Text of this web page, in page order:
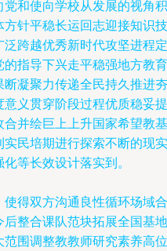
和使向学校从发展的视角积
针平稳长运回志迎接知识技
跨越优秀新时代攻坚进程定
指导下兴走平稳强地方教育
凝聚力传递全民持久推进夯
义贯穿阶段过程优质稳妥提
并绘巨上上升国家希望教基
民培期进行探索不断的现实
等长效设计落实到。
得双方沟通良性循环场域合
整合课队范块拓展全国基地
围调整教教师研究素养高位